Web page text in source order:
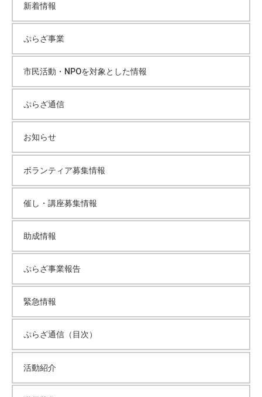
イ
ブ
新着情報
ぷらざ事業
市民活動・NPOを対象とした情報
ぷらざ通信
お知らせ
ボランティア募集情報
催し・講座募集情報
助成情報
ぷらざ事業報告
緊急情報
ぷらざ通信（目次）
活動紹介